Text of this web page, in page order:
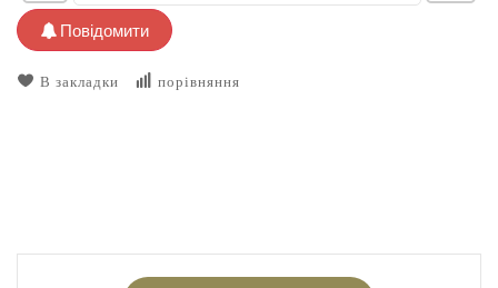
Повідомити
В закладки порівняння